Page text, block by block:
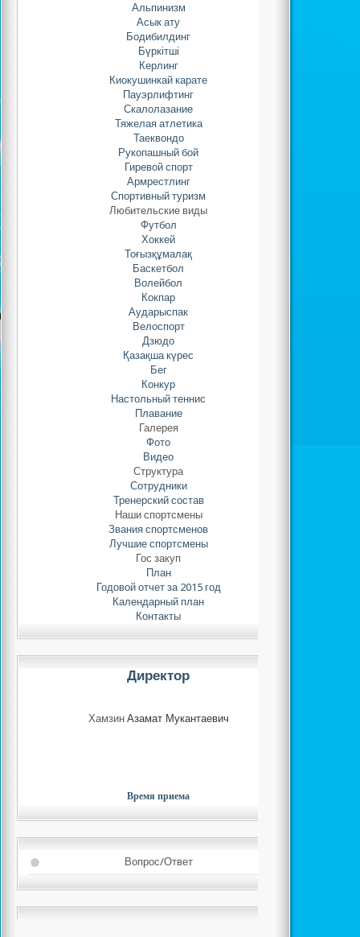
Альпинизм
Асык ату
Бодибилдинг
Бүркітші
Керлинг
Киокушинкай карате
Пауэрлифтинг
Скалолазание
Тяжелая атлетика
Таеквондо
Рукопашный бой
Гиревой спорт
Армрестлинг
Спортивный туризм
Любительские виды
Футбол
Хоккей
Тоғызқұмалақ
Баскетбол
Волейбол
Кокпар
Аударыспак
Велоспорт
Дзюдо
Қазақша күрес
Бег
Конкур
Настольный теннис
Плавание
Галерея
Фото
Видео
Структура
Сотрудники
Тренерский состав
Наши спортсмены
Звания спортсменов
Лучшие спортсмены
Гос закуп
План
Годовой отчет за 2015 год
Календарный план
Контакты
Директор
Хамзин Азамат Мукантаевич
Время приема
Вопрос/Ответ